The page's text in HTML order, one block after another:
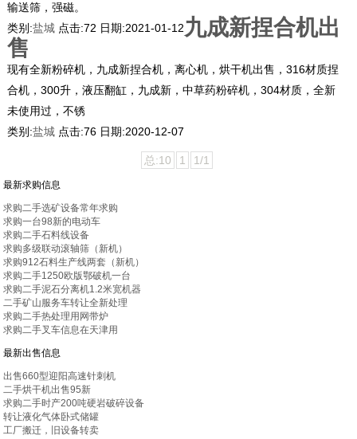
输送筛，强磁。
类别:盐城 点击:72 日期:2021-01-12九成新捏合机出
售
现有全新粉碎机，九成新捏合机，离心机，烘干机出售，316材质捏
合机，300升，液压翻缸，九成新，中草药粉碎机，304材质，全新
未使用过，不锈
类别:盐城 点击:76 日期:2020-12-07
总:10 1 1/1
最新求购信息
求购二手选矿设备常年求购
求购一台98新的电动车
求购二手石料线设备
求购多级联动滚轴筛（新机）
求购912石料生产线两套（新机）
求购二手1250欧版鄂破机一台
求购二手泥石分离机1.2米宽机器
二手矿山服务车转让全新处理
求购二手热处理用网带炉
求购二手叉车信息在天津用
最新出售信息
出售660型迎阳高速针刺机
二手烘干机出售95新
求购二手时产200吨硬岩破碎设备
转让液化气体卧式储罐
工厂搬迁，旧设备转卖